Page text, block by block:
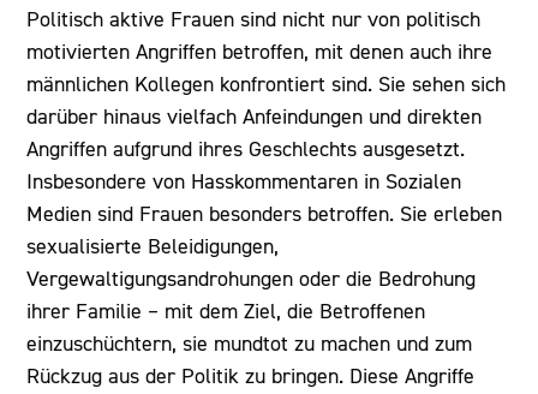
Politisch aktive Frauen sind nicht nur von politisch
motivierten Angriffen betroffen, mit denen auch ihre
männlichen Kollegen konfrontiert sind. Sie sehen sich
darüber hinaus vielfach Anfeindungen und direkten
Angriffen aufgrund ihres Geschlechts ausgesetzt.
Insbesondere von Hasskommentaren in Sozialen
Medien sind Frauen besonders betroffen. Sie erleben
sexualisierte Beleidigungen,
Vergewaltigungsandrohungen oder die Bedrohung
ihrer Familie – mit dem Ziel, die Betroffenen
einzuschüchtern, sie mundtot zu machen und zum
Rückzug aus der Politik zu bringen. Diese Angriffe